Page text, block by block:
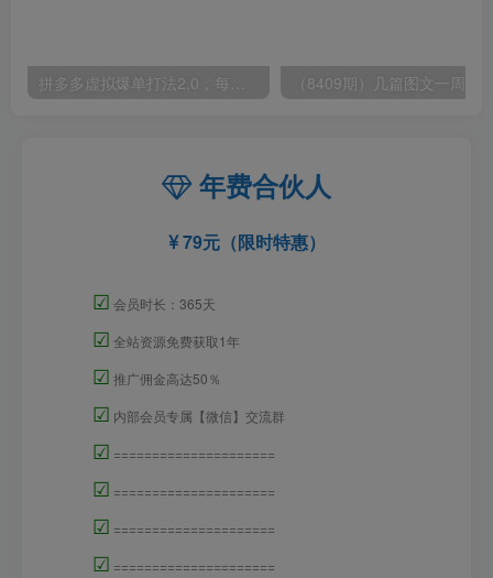
年费合伙人
79元（限时特惠）
☑ 会员时长：365天
☑ 全站资源免费获取1年
☑ 推广佣金高达50％
☑ 内部会员专属【微信】交流群
☑ =====================
☑ =====================
☑ =====================
☑ =====================